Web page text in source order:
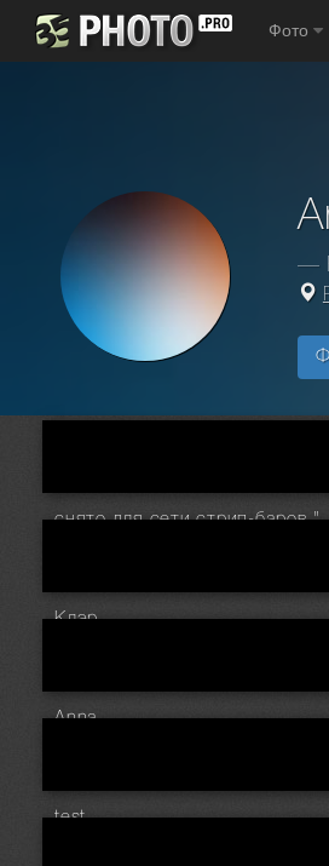
Фото
—
снято для
Клэр
Anna
test